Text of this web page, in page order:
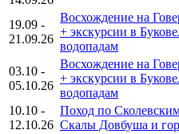
19.09 -
21.09.26
Восхождение на
+ экскурсии в
водопадам
03.10 -
05.10.26
Восхождение на
+ экскурсии в
водопадам
10.10 -
12.10.26
Поход по
Скалы Довбуша и